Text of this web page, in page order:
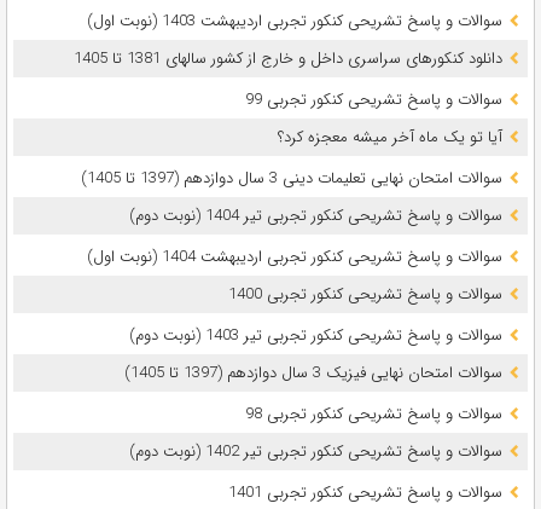
سوالات و پاسخ تشریحی کنکور تجربی اردیبهشت 1403 (نوبت اول)
دانلود کنکورهای سراسری داخل و خارج از کشور سالهای 1381 تا 1405
سوالات و پاسخ تشریحی کنکور تجربی 99
آیا تو یک ماه آخر میشه معجزه کرد؟
سوالات امتحان نهایی تعلیمات دینی 3 سال دوازدهم (1397 تا 1405)
سوالات و پاسخ تشریحی کنکور تجربی تیر 1404 (نوبت دوم)
سوالات و پاسخ تشریحی کنکور تجربی اردیبهشت 1404 (نوبت اول)
سوالات و پاسخ تشریحی کنکور تجربی 1400
سوالات و پاسخ تشریحی کنکور تجربی تیر 1403 (نوبت دوم)
سوالات امتحان نهایی فیزیک 3 سال دوازدهم (1397 تا 1405)
سوالات و پاسخ تشریحی کنکور تجربی 98
سوالات و پاسخ تشریحی کنکور تجربی تیر 1402 (نوبت دوم)
سوالات و پاسخ تشریحی کنکور تجربی 1401